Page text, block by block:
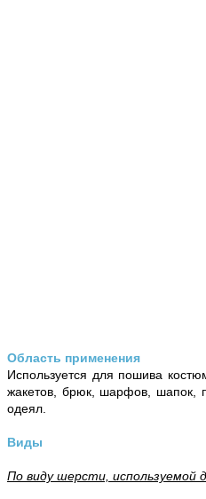
Область применения
Используется для пошива
жакетов, брюк, шарфов, шапок,
одеял.
Виды
По виду шерсти, используемой